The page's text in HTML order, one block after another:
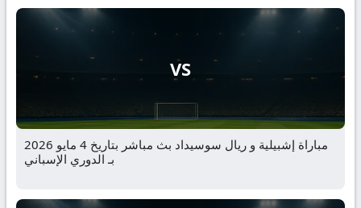
VS
مباراة إشبيلية و ريال سوسيداد بث مباشر بتاريخ 4 مايو 2026
بـ الدوري الإسباني